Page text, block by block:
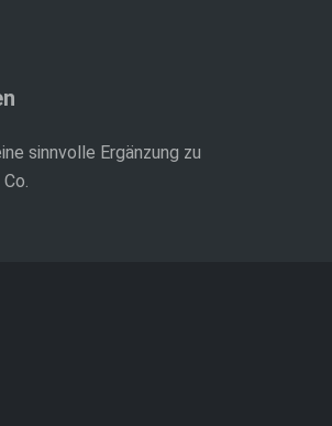
sinnvolle Ergänzung zu